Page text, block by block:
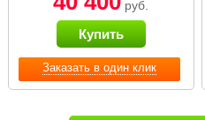
Заказать в один клик
руб.
Купить